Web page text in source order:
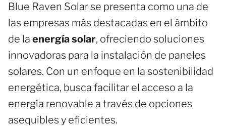
Blue Raven Solar se presenta como una de
las empresas más destacadas en el ámbito
de la energía solar, ofreciendo soluciones
innovadoras para la instalación de paneles
solares. Con un enfoque en la sostenibilidad
energética, busca facilitar el acceso a la
energía renovable a través de opciones
asequibles y eficientes.